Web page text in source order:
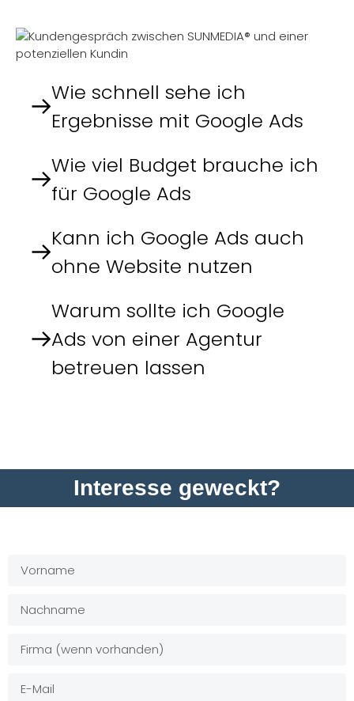
Wie schnell sehe ich
Ergebnisse mit Google Ads
Wie viel Budget brauche ich
für Google Ads
Kann ich Google Ads auch
ohne Website nutzen
Warum sollte ich Google
Ads von einer Agentur
betreuen lassen
Interesse geweckt?